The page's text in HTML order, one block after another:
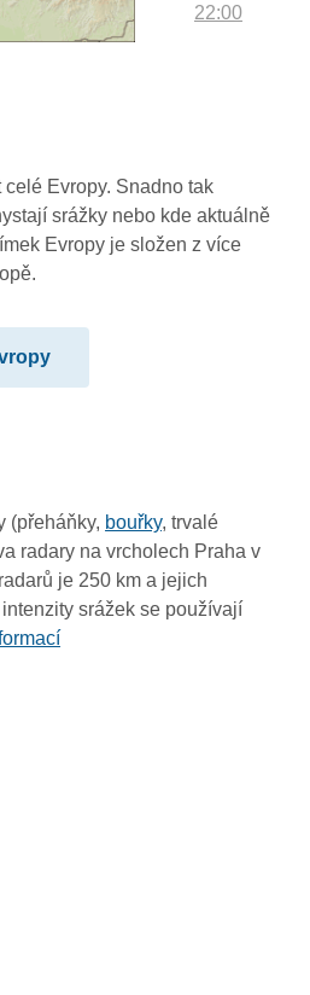
22:00
21:00
20:50
20:40
19:00
18:50
18:40
18:30
Evropy. Snadno tak
srážky nebo kde aktuálně
Evropy je složen z více
(přeháňky, bouřky, trvalé
radary na vrcholech Praha v
je 250 km a jejich
srážek se používají